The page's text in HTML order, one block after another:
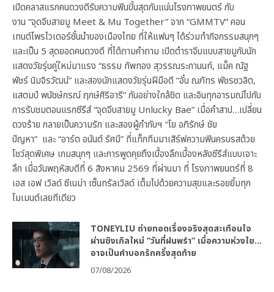
เปิดคลาสแรกคนดวงดีรับความฟินขั้นสุดกันแน่นโรงภาพยนตร์ กับ
งาน “จุดจีบสายมู Meet & Mu Together” จาก “GMMTV” คอน
เทนต์โพรไวเดอร์ชั้นนำของเมืองไทย ที่ให้แฟนๆ ได้ร่วมทำกิจกรรมสนุกๆ
และเป็น 5 สุดยอดคนดวงดี ที่ได้ถามคำถาม เปิดตำราจีบแบบสายมูกับนัก
แสดงวัยรุ่นคู่ใหม่มาแรง “ธรรม ทัพทอง สุวรรณระกานนท์, แม็ค ณัฐ
พัชร์ นิมจิรวัฒน์” และสองนักแสดงวัยรุ่นฝีมือดี “อั๋น ณภัทร พัชรชวลิต,
แสตมป์ พนัชษ์กรณ์ ฤกษ์ศิริอารี” กันอย่างใกล้ชิด และอินทุกอารมณ์ไปกับ
การรับชมตอนแรกซีรีส์ “จุดจีบสายมู Unlucky Bae” เมื่อคำสาป…เปลี่ยน
ดวงร้าย กลายเป็นความรัก และสองผู้กำกับฯ “โย อภิรักษ์ ชัย
ปัญหา” และ “อาร์ต อนันต์ รัศมี” ที่แท็กทีมมาเสิร์ฟความฟินครบรสด้วย
โชว์สุดพิเศษ เกมสนุกๆ และการพูดคุยถึงเบื้องลึกเบื้องหลังซีรีส์แบบเจาะ
ลึก เมื่อวันพฤหัสบดีที่ 6 สิงหาคม 2569 ที่ผ่านมา ที่ โรงภาพยนตร์ที่ 8
เอส เอฟ เวิลด์ ซีเนม่า เซ็นทรัลเวิลด์ เต็มไปด้วยความสุขและรอยยิ้มทุก
โมเมนต์เลยทีเดียว
TONEYLIU ถ่ายทอดเรื่องจริงสุดสะเทือนใจ
ผ่านซิงเกิลใหม่ “วันที่ฝนพรำ” เมื่อความห่วงใย…
อาจเป็นคำบอกรักครั้งสุดท้าย
07/08/2026